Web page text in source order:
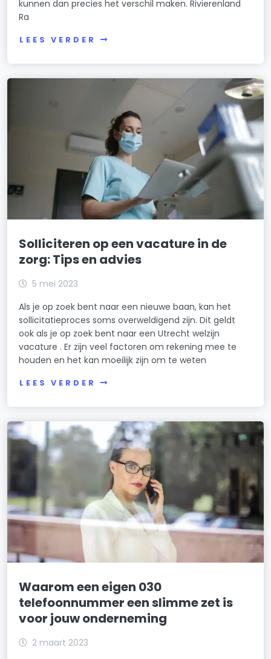
kunnen dan precies het verschil maken. Rivierenland
Ra
LEES VERDER
Solliciteren op een vacature in de
zorg: Tips en advies
5 mei 2023
Als je op zoek bent naar een nieuwe baan, kan het
sollicitatieproces soms overweldigend zijn. Dit geldt
ook als je op zoek bent naar een Utrecht welzijn
vacature . Er zijn veel factoren om rekening mee te
houden en het kan moeilijk zijn om te weten
LEES VERDER
Waarom een eigen 030
telefoonnummer een slimme zet is
voor jouw onderneming
2 maart 2023